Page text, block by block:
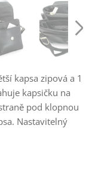
kapsa zipová a 1
kapsičku na
pod klopnou
Nastavitelný